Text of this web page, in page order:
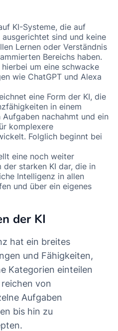
KI-Systeme, die auf
sind und keine
Lernen oder Verständnis
Bereichs haben.
um eine schwacke
wie ChatGPT und Alexa
eine Form der KI, die
in einem
nachahmt und ein
komplexere
Folglich beginnt bei
eine noch weiter
starken KI dar, die in
Intelligenz in allen
und über ein eigenes
der KI
hat ein breites
und Fähigkeiten,
Kategorien einteilen
von
Aufgaben
bis hin zu